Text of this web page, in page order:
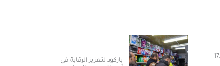
17.5
باركود لتعزيز الرقابة في